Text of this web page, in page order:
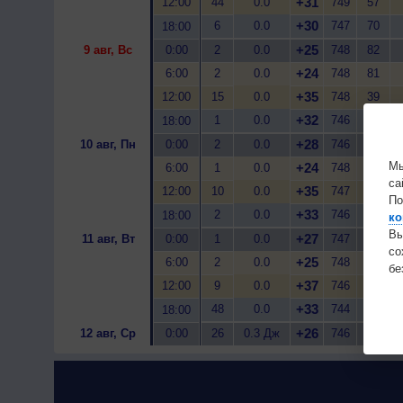
18:00
6 0.0 +30 747 70
9 авг, Вс
0:00 2 0.0 +25 748 82
6:00
2 0.0 +24 748 81
12:00
15 0.0 +35 748 39
18:00
1 0.0 +32 746
10 авг, Пн
0:00 2 0.0 +28 746
6:00
1 0.0 +24 748
12:00
10 0.0 +35 747
18:00
2 0.0 +33 746
11 авг, Вт
0:00 1 0.0 +27 747
6:00
2 0.0 +25 748
12:00
9 0.0 +37 746
18:00
48 0.0 +33 744
12 авг, Ср
0:00 26 0.3 Дж +26 746